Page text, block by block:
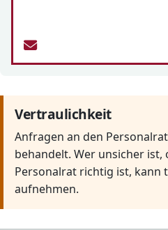
Vertraulichkeit
Anfragen an den
behandelt. Wer unsicher ist,
Personalrat richtig ist, kann
aufnehmen.